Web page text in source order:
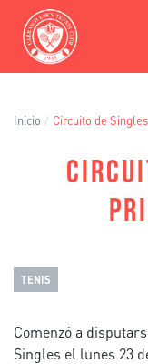
Inicio Circuito de
TENIS
Comenzó a
Singles el lunes 23